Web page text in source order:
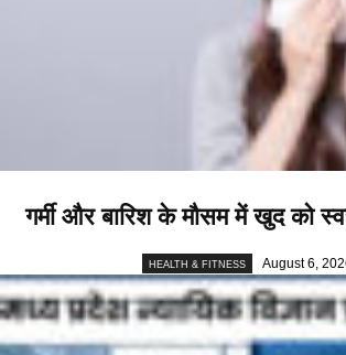
गर्मी और बारिश के मौसम में खुद को
HEALTH & FITNESS August 6,